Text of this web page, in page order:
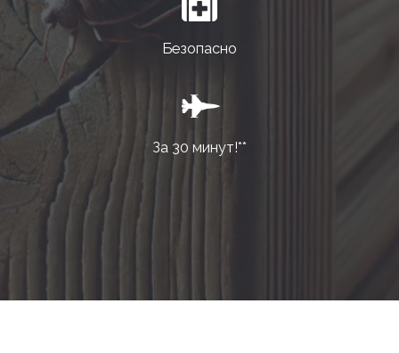
Безопасно
За 30 минут!**